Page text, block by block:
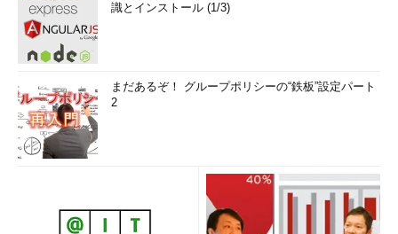
識とインストール (1/3)
まだあるぞ！ グループポリシーの“鉄板”設定パート
2